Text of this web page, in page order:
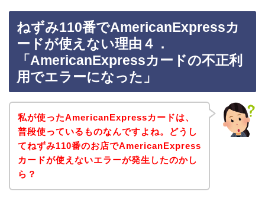
ねずみ110番でAmericanExpressカ
ードが使えない理由４．
「AmericanExpressカードの不正利
用でエラーになった」
私が使ったAmericanExpressカードは、
普段使っているものなんですよね。どうし
てねずみ110番のお店でAmericanExpress
カードが使えないエラーが発生したのかし
ら？